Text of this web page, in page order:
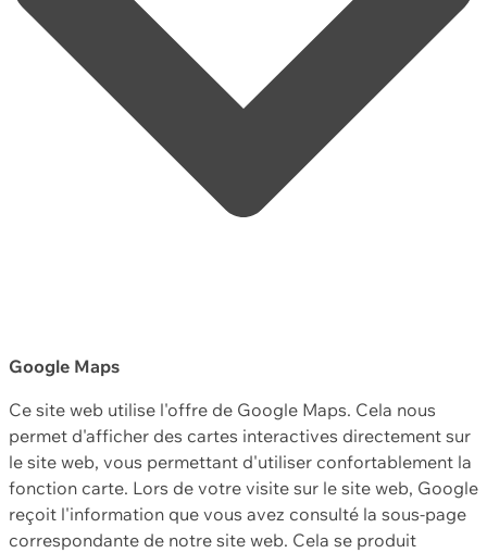
Google Maps
Ce site web utilise l'offre de Google Maps. Cela nous
permet d'afficher des cartes interactives directement sur
le site web, vous permettant d'utiliser confortablement la
fonction carte. Lors de votre visite sur le site web, Google
reçoit l'information que vous avez consulté la sous-page
correspondante de notre site web. Cela se produit